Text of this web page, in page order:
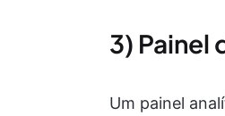
3) Painel
Um painel